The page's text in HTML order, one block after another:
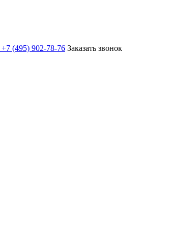
+7 (495) 902-78-76 Заказать звонок